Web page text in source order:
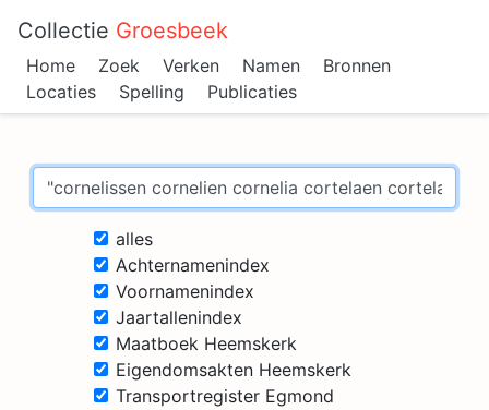
Collectie Groesbeek
Home Zoek Verken Namen
Bronnen
Locaties
Spelling Publicaties
alles
Achternamenindex
Voornamenindex
Jaartallenindex
Maatboek Heemskerk
Eigendomsakten Heemskerk
Transportregister Egmond